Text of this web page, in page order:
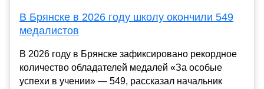
В Брянске в 2026 году школу окончили 549
медалистов
В 2026 году в Брянске зафиксировано рекордное
количество обладателей медалей «За особые
успехи в учении» — 549, рассказал начальник